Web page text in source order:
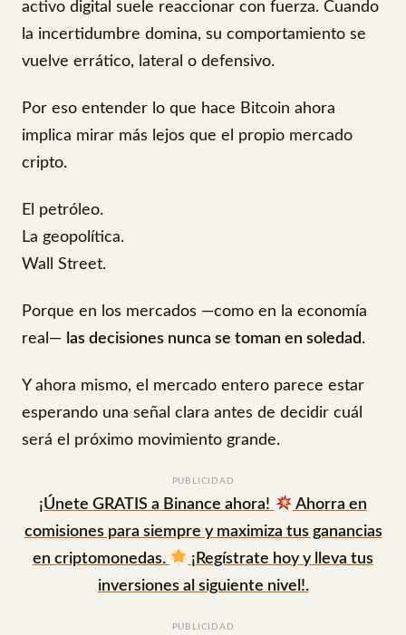
activo digital suele reaccionar con fuerza. Cuando
la incertidumbre domina, su comportamiento se
vuelve errático, lateral o defensivo.
Por eso entender lo que hace Bitcoin ahora
implica mirar más lejos que el propio mercado
cripto.
El petróleo.
La geopolítica.
Wall Street.
Porque en los mercados —como en la economía
real— las decisiones nunca se toman en soledad.
Y ahora mismo, el mercado entero parece estar
esperando una señal clara antes de decidir cuál
será el próximo movimiento grande.
PUBLICIDAD
¡Únete GRATIS a Binance ahora!
Ahorra en
comisiones para siempre y maximiza tus ganancias
en criptomonedas.
¡Regístrate hoy y lleva tus
inversiones al siguiente nivel!.
PUBLICIDAD